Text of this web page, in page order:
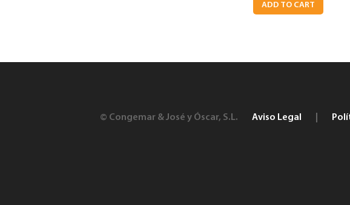
ADD TO CART
© Congemar & José y Óscar, S.L. Aviso Legal